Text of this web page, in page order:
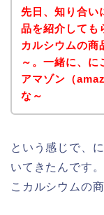
先日、知り合い
品を紹介しても
カルシウムの商
～。一緒に、に
アマゾン（
な～
という感じで、
いてきたんです
こカルシウムの